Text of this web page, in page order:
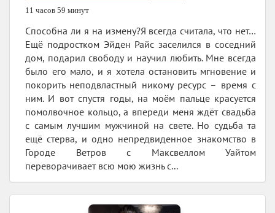
11 часов 59 минут
Способна ли я на измену?Я всегда считала, что нет…
Ещё подростком Эйден Райс заселился в соседний
дом, подарил свободу и научил любить. Мне всегда
было его мало, и я хотела остановить мгновение и
покорить неподвластный никому ресурс – время с
ним. И вот спустя годы, на моём пальце красуется
помолвочное кольцо, а впереди меня ждёт свадьба
с самым лучшим мужчиной на свете. Но судьба та
ещё стерва, и одно непредвиденное знакомство в
Городе Ветров с Максвеллом Уайтом
переворачивает всю мою жизнь с...